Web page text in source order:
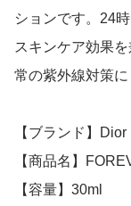
ションです。24
スキンケア効果
常の紫外線対策に
【ブランド】Dior
【商品名】
【容量】30ml